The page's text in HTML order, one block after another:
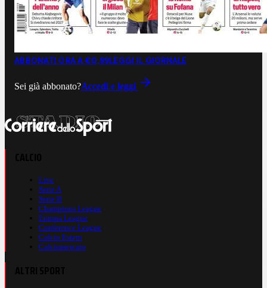
ABBONATI ORA A €0,99LEGGI IL GIORNALE
Sei già abbonato?Accedi e leggi
Live
Serie A
Serie B
Champions League
Europa League
Conference League
Calcio Estero
Calciomercato